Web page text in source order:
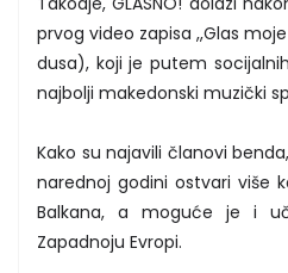
prvog video zapisa ,,Glas
dusa), koji je putem
najbolji makedonski muzički
Kako su najavili članovi
narednoj godini ostvari više
Balkana, a moguće je i
Zapadnoju Evropi.